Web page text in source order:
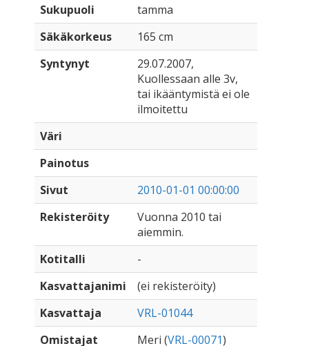
Sukupuoli
tamma
Säkäkorkeus
165 cm
Syntynyt
29.07.2007,
Kuollessaan alle 3v,
tai ikääntymistä ei ole
ilmoitettu
Väri
Painotus
Sivut
2010-01-01 00:00:00
Rekisteröity
Vuonna 2010 tai
aiemmin.
Kotitalli
-
Kasvattajanimi
(ei rekisteröity)
Kasvattaja
VRL-01044
Omistajat
Meri (VRL-00071)